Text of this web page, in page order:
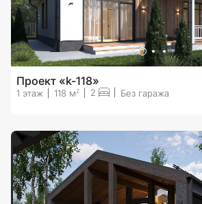
Проект «k-118»
1 этаж 118 м 2 2 Без гаража